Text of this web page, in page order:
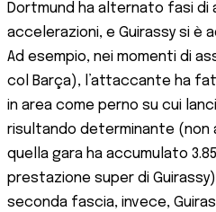
Dortmund ha alternato fasi di
accelerazioni, e Guirassy si è
Ad esempio, nei momenti di
col Barça), l’attaccante ha
in area come perno su cui
risultando determinante (non
quella gara ha accumulato
prestazione super di
seconda fascia, invece,